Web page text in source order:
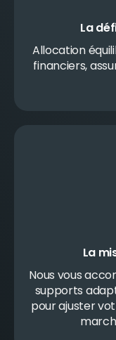
La
Allocation
financiers,
La
Nous vous
supports
pour ajuster